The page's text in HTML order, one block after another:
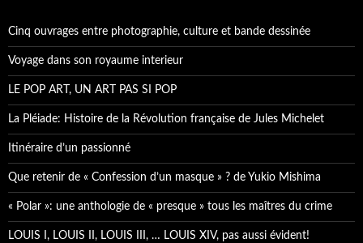
h
e
r
Cinq ouvrages entre photographie, culture et bande dessinée
Voyage dans son royaume interieur
LE POP ART, UN ART PAS SI POP
La Pléiade: Histoire de la Révolution française de Jules Michelet
Itinéraire d’un passionné
Que retenir de « Confession d’un masque » ? de Yukio Mishima
« Polar »: une anthologie de « presque » tous les maîtres du crime
LOUIS I, LOUIS II, LOUIS III, … LOUIS XIV, pas aussi évident!